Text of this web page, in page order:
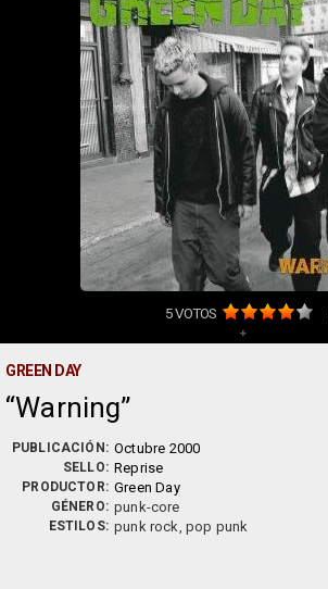
5VOTOS
+
GREEN DAY
Warning
PUBLICACIÓN: Octubre 2000
SELLO: Reprise
PRODUCTOR: Green Day
GÉNERO: punk-core
ESTILOS: punk rock, pop punk